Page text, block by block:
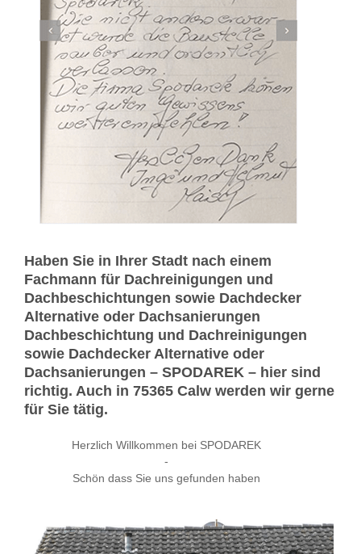
Haben Sie in Ihrer Stadt nach einem
Fachmann für Dachreinigungen und
Dachbeschichtungen sowie Dachdecker
Alternative oder Dachsanierungen
Dachbeschichtung und Dachreinigungen
sowie Dachdecker Alternative oder
Dachsanierungen – SPODAREK – hier sind
richtig. Auch in 75365 Calw werden wir gerne
für Sie tätig.
Herzlich Willkommen bei SPODAREK
-
Schön dass Sie uns gefunden haben